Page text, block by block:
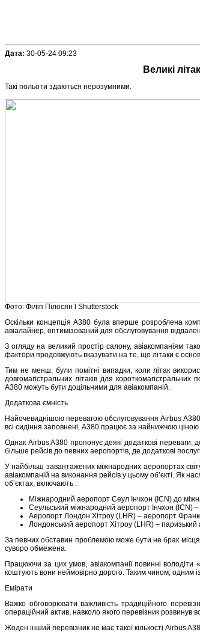
Дата: 30-05-24 09:23
Великі
Такі польоти здаються нерозумними.
Фото: Філіп Пілосян l Shutterstock
Оскільки концепція A380 була вперше розроблена
авіалайнер, оптимізований для обслуговування
З огляду на великий простір салону, авіакомпаніям
фактори продовжують вказувати на те, що літаки є
Тим не менш, були помітні випадки, коли літак
довгомагістральних літаків для
A380 можуть бути доцільними для авіакомпаній.
Додаткова ємність
Найочевиднішою перевагою обслуговування Airbus
всі сидіння заповнені, A380 працює за найнижчою
Однак Airbus A380 пропонує деякі додаткові переваги,
більше рейсів до певних аеропортів, де додаткові
У найбільш завантажених міжнародних аеропортах
авіакомпаній на виконання рейсів у цьому об’єкті. Як
об’єктах, включають :
Міжнародний аеропорт Сеул Інчхон (ICN) до
Сеульський міжнародний аеропорт Інчхон (ICN)
Аеропорт Лондон Хітроу (LHR) – аеропорт
Лондонський аеропорт Хітроу (LHR) –
За певних обставин проблемою може бути не брак місця
суворо обмежена.
Працюючи за цих умов, авіакомпанії повинні
коштують вони неймовірно дорого. Таким чином, одним
Емірати
Важко обговорювати важливість традиційного
операційний актив, навколо якого перевізник розвинув
Жоден інший перевізник не має такої кількості Airbus